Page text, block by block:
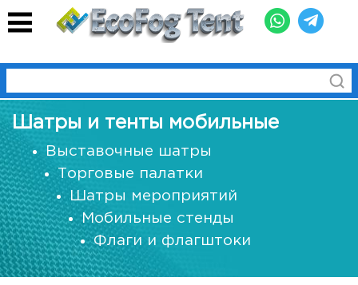
Шатры и тенты мобильные
Выставочные шатры
Торговые палатки
Шатры мероприятий
Мобильные стенды
Флаги и флагштоки